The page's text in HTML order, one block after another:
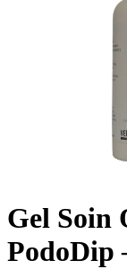
Gel Soin
PodoDip